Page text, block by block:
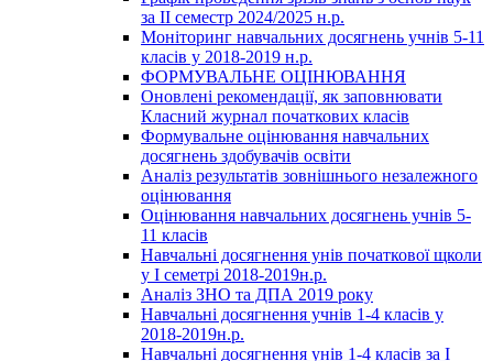
за ІІ семестр 2024/2025 н.р.
Моніторинг навчальних досягнень учнів 5-11
класів у 2018-2019 н.р.
ФОРМУВАЛЬНЕ ОЦІНЮВАННЯ
Оновлені рекомендації, як заповнювати
Класний журнал початкових класів
Формувальне оцінювання навчальних
досягнень здобувачів освіти
Аналіз результатів зовнішнього незалежного
оцінювання
Оцінювання навчальних досягнень учнів 5-
11 класів
Навчальні досягнення унів початкової щколи
у І семетрі 2018-2019н.р.
Аналіз ЗНО та ДПА 2019 року
Навчальні досягнення учнів 1-4 класів у
2018-2019н.р.
Навчальні досягнення унів 1-4 класів за І